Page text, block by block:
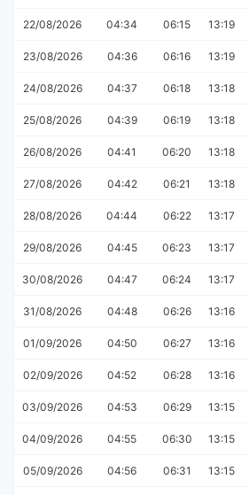
22/08/2026 04:34 06:15 13:19
23/08/2026 04:36 06:16 13:19
24/08/2026 04:37 06:18 13:18
25/08/2026 04:39 06:19 13:18
26/08/2026 04:41 06:20 13:18
27/08/2026 04:42 06:21 13:18
28/08/2026 04:44 06:22 13:17
29/08/2026 04:45 06:23 13:17
30/08/2026 04:47 06:24 13:17
31/08/2026 04:48 06:26 13:16
01/09/2026 04:50 06:27 13:16
02/09/2026 04:52 06:28 13:16
03/09/2026 04:53 06:29 13:15
04/09/2026 04:55 06:30 13:15
05/09/2026 04:56 06:31 13:15